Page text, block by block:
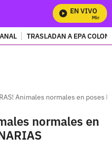
EN VIVO
Mira
TRASLADAN A EPA
Animales normales en poses
normales en